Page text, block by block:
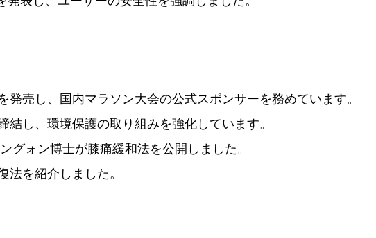
売し、国内マラソン大会の公式スポンサーを務めています。
し、環境保護の取り組みを強化しています。
ォン博士が膝痛緩和法を公開しました。
を紹介しました。